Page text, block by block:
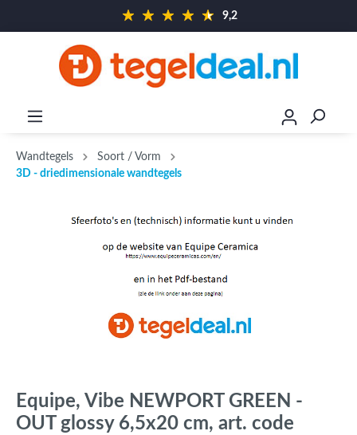
9,2
Wandtegels
Soort / Vorm
3D - driedimensionale wandtegels
Equipe, Vibe NEWPORT GREEN -
OUT glossy 6,5x20 cm, art. code